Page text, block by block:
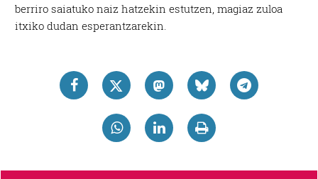
berriro saiatuko naiz hatzekin estutzen, magiaz zuloa
itxiko dudan esperantzarekin.